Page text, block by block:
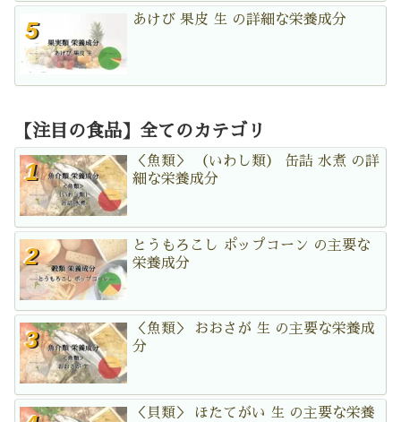
あけび 果皮 生 の詳細な栄養成分
【注目の食品】全てのカテゴリ
＜魚類＞ （いわし類） 缶詰 水煮 の詳
細な栄養成分
とうもろこし ポップコーン の主要な
栄養成分
＜魚類＞ おおさが 生 の主要な栄養成
分
＜貝類＞ ほたてがい 生 の主要な栄養